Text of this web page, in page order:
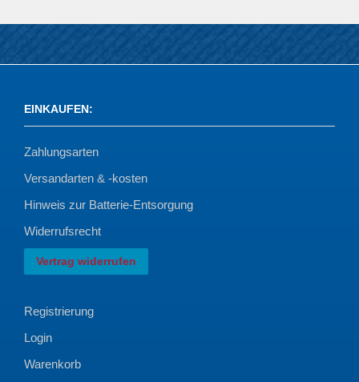
EINKAUFEN:
Zahlungsarten
Versandarten & -kosten
Hinweis zur Batterie-Entsorgung
Widerrufsrecht
Vertrag widerrufen
Registrierung
Login
Warenkorb